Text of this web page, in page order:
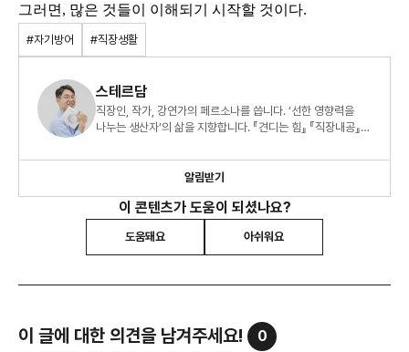
그러면, 많은 것들이 이해되기 시작할 것이다.
#자기방어 #직장생활
스테르담
직장인, 작가, 강연가의 페르소나를 씁니다. ‘선한 영향력을
나누는 생산자’의 삶을 지향합니다. 『견디는 힘』 『직장내공』
알림받기
이 콘텐츠가 도움이 되셨나요?
도움돼요 아쉬워요
이 글에 대한 의견을 남겨주세요! 0